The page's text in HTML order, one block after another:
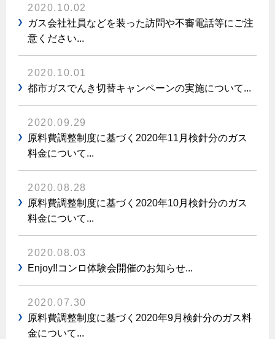
安全対策
ガスメーターの役割と安全機能
正しい接続で安全に
長期使用製品安全点検制度について
換気と給排気設備の注意点
冬季の注意
保安体制について
各種手続き
ガス使用開始のご案内
ガス使用停止のご案内
ガスファンヒーター
ガス温水床暖房・ルームヒーター
2020.10.02
ガス会社社員などを装った訪問や不審電話等にご注
意ください...
2020.10.01
都市ガスでんき切替キャンペーンの実施について...
2020.09.29
原料費調整制度に基づく2020年11月検針分のガス
料金について...
2020.08.28
原料費調整制度に基づく2020年10月検針分のガス
料金について...
2020.08.03
Enjoy!!コンロ体験会開催のお知らせ...
2020.07.30
原料費調整制度に基づく2020年9月検針分のガス料
金について...